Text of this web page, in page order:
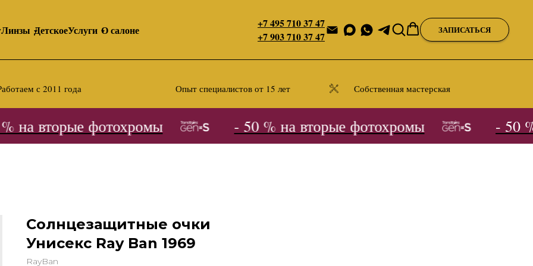
Линзы ДетскоеУслуги О салоне
+7 495 710 37 47
+7 903 710 37 47
ЗАПИСАТЬСЯ
с 2011 года Опыт специалистов от 15 лет Собственная мастерская
вторые фотохромы - 50 % на вторые фотохромы - 50
Солнцезащитные очки
Унисекс Ray Ban 1969
RayBan